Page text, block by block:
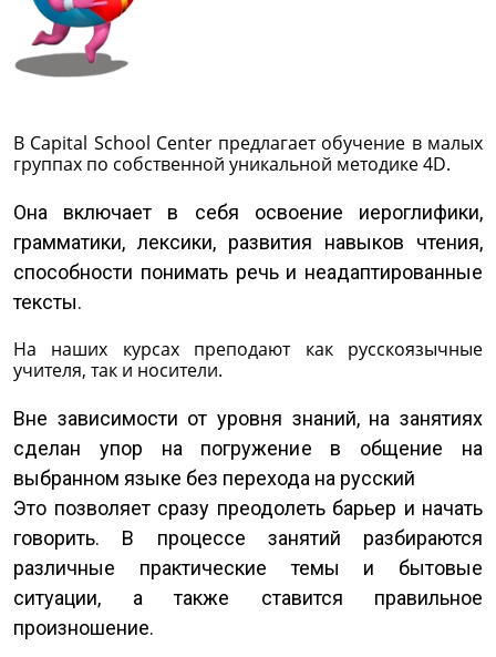
В Capital School Center предлагает обучение в малых
группах по собственной уникальной методике 4D.
Она включает в себя освоение иероглифики,
грамматики, лексики, развития навыков чтения,
способности понимать речь и неадаптированные
тексты.
На наших курсах преподают как русскоязычные
учителя, так и носители.
Вне зависимости от уровня знаний, на занятиях
сделан упор на погружение в общение на
выбранном языке без перехода на русский
Это позволяет сразу преодолеть барьер и начать
говорить. В процессе занятий разбираются
различные практические темы и бытовые
ситуации, а также ставится правильное
произношение.